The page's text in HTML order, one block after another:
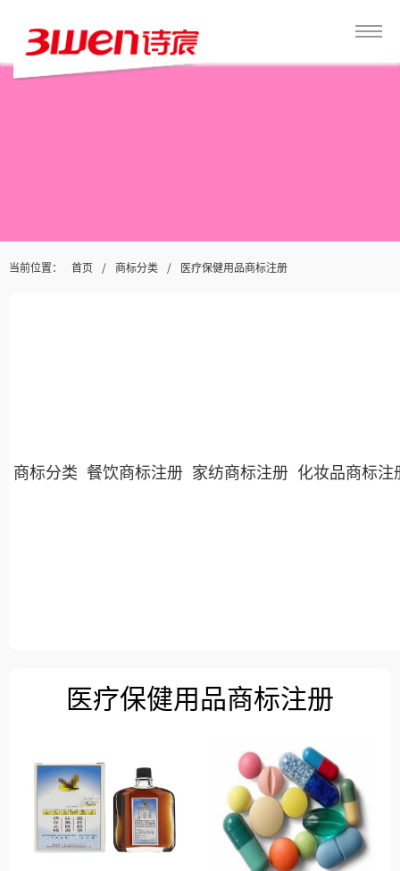
当前位置： 首页 / 商标分类 / 医疗保健用品商标注册
商标分类 餐饮商标注册 家纺商标注册 化妆品商标注
医疗保健用品商标注册